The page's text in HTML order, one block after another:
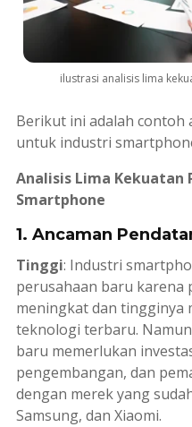
ilustrasi analisis lima
Berikut ini adalah contoh
untuk industri
Analisis Lima Kekuatan
Smartphone
1. Ancaman
Tinggi: Industri
perusahaan baru karena
meningkat dan tingginya
teknologi terbaru.
baru memerlukan
pengembangan, dan
dengan merek yang
Samsung, dan Xiaomi.